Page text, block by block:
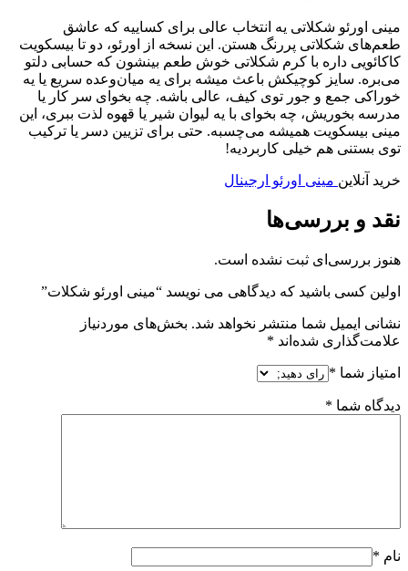
مینی اورئو شکلاتی یه انتخاب عالی برای کساییه که عاشق
طعم‌های شکلاتی پررنگ هستن. این نسخه از اورئو، دو تا بیسکویت
کاکائویی داره با کرم شکلاتی خوش‌ طعم بینشون که حسابی دلتو
می‌بره. سایز کوچیکش باعث میشه برای یه میان‌وعده سریع یا یه
خوراکی جمع‌ و جور توی کیف، عالی باشه. چه بخوای سر کار یا
مدرسه بخوریش، چه بخوای با یه لیوان شیر یا قهوه لذت ببری، این
مینی بیسکویت همیشه می‌چسبه. حتی برای تزیین دسر یا ترکیب
توی بستنی هم خیلی کاربردیه!
خرید آنلاین مینی اورئو ارجینال
نقد و بررسی‌ها
هنوز بررسی‌ای ثبت نشده است.
اولین کسی باشید که دیدگاهی می نویسد “مینی اورئو شکلات”
نشانی ایمیل شما منتشر نخواهد شد. بخش‌های موردنیاز
علامت‌گذاری شده‌اند *
امتیاز شما *
دیدگاه شما *
نام *